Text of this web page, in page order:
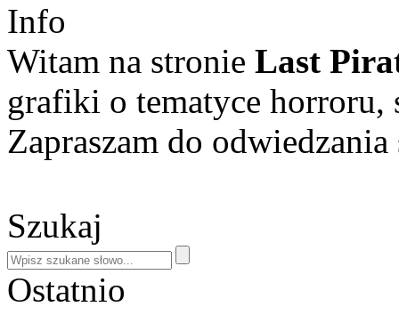
Info
Witam na stronie Last
grafiki o tematyce horroru,
Zapraszam do
Szukaj
Ostatnio